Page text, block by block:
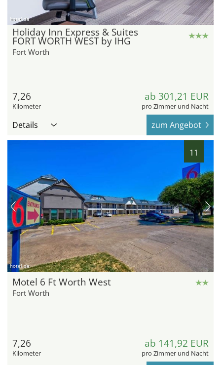
hotel.de
Holiday Inn Express & Suites
FORT WORTH WEST by IHG
Fort Worth
7,26
Kilometer
ab 301,21 EUR
pro Zimmer und Nacht
Details zum Angebot
11
hotel.de
Motel 6 Ft Worth West
Fort Worth
7,26
Kilometer
ab 141,92 EUR
pro Zimmer und Nacht